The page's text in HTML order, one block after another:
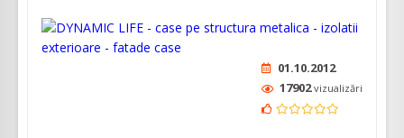
01.10.2012
17902vizualizări